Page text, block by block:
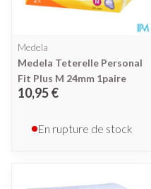
Medela
Medela Teterelle Personal
Fit Plus M 24mm 1paire
10,95 €
En rupture de stock